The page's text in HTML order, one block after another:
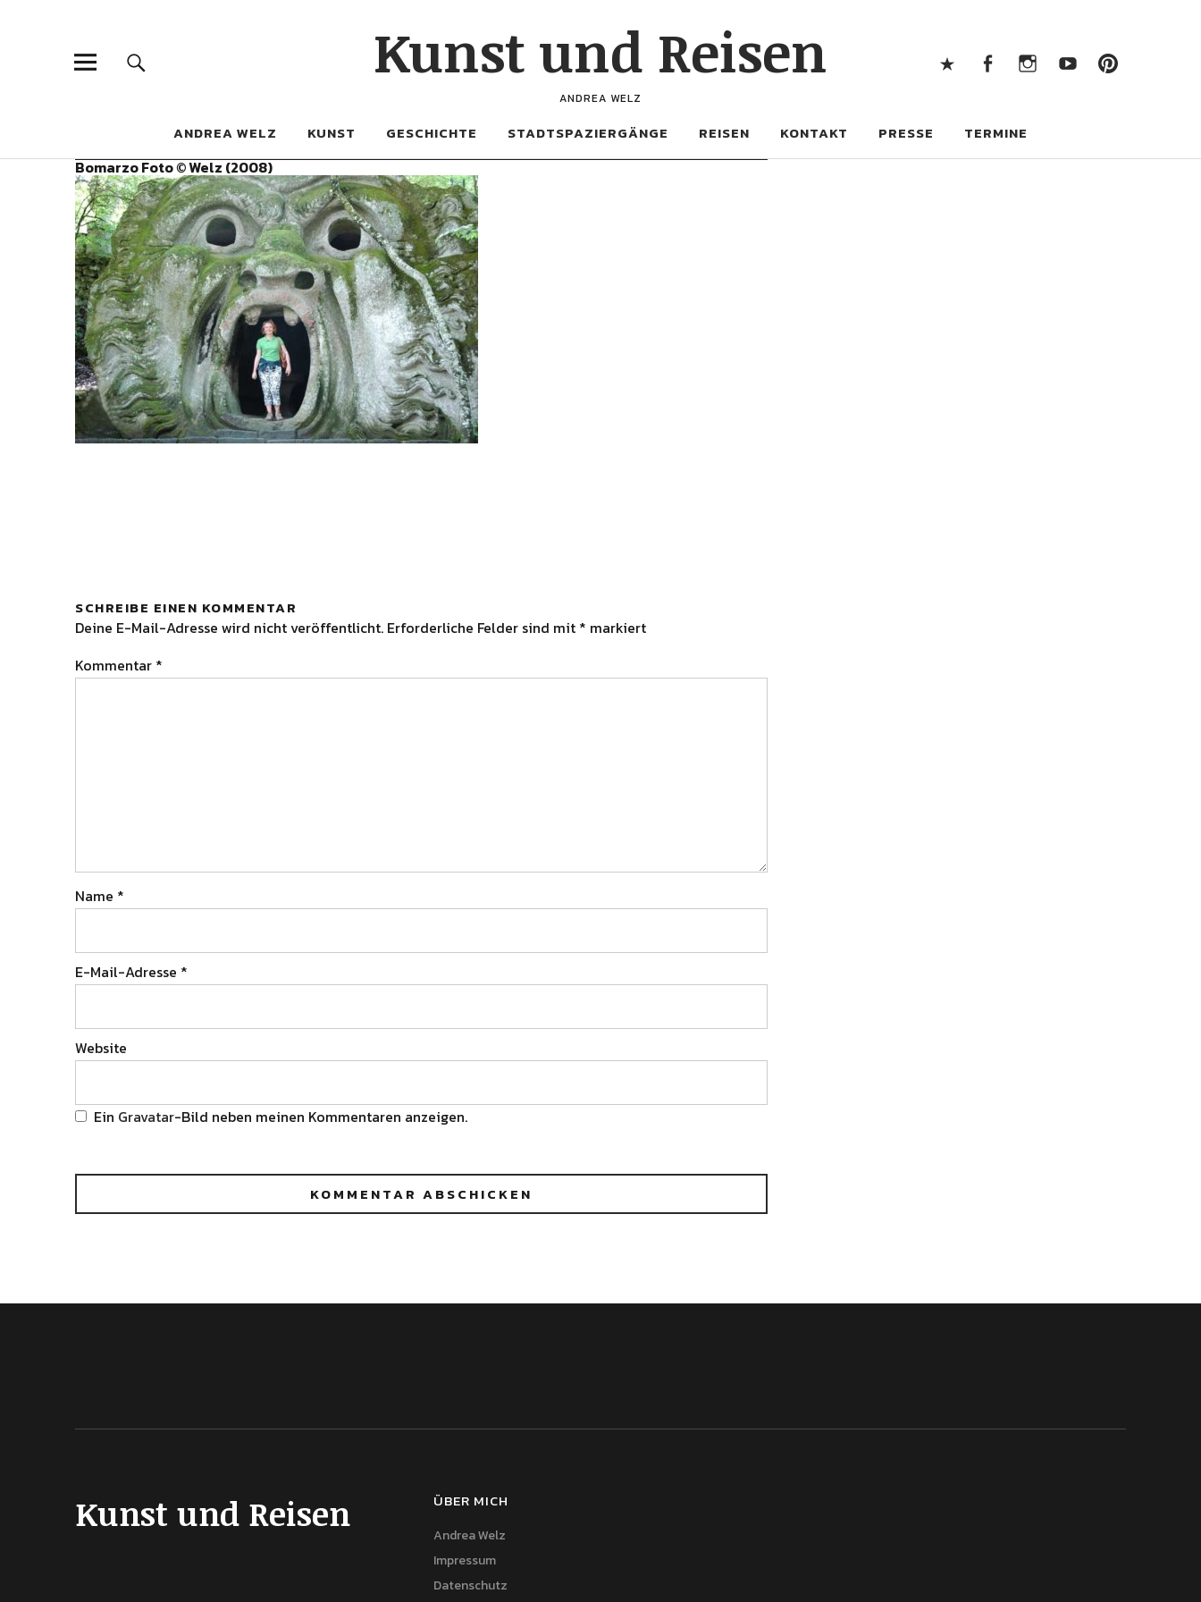
Kunst und Reisen
ANDREA WELZ
ANDREA WELZ KUNST GESCHICHTE STADTSPAZIERGÄNGE REISEN KONTAKT PRESSE TERMINE
Bomarzo Foto © Welz (2008)
SCHREIBE EINEN KOMMENTAR
Deine E-Mail-Adresse wird nicht veröffentlicht. Erforderliche Felder sind mit * markiert
Kommentar *
Name *
E-Mail-Adresse *
Website
Ein Gravatar-Bild neben meinen Kommentaren anzeigen.
Kunst und Reisen ÜBER MICH
Andrea Welz
Impressum
Datenschutz